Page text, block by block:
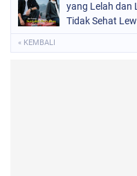
yang Lelah dan
Tidak Sehat
« KEMBALI